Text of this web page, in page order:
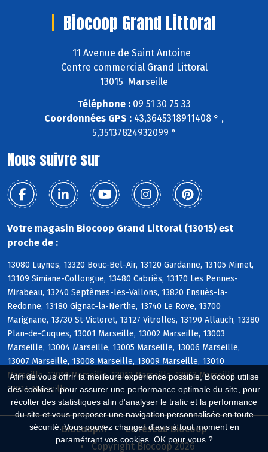
Afin de vous offrir la meilleure expérience possible, Biocoop utilise
des cookies : pour assurer une performance optimale du site, pour
récolter des statistiques afin d'analyser le trafic et la performance
du site et vous proposer une navigation personnalisée en toute
sécurité. Vous pouvez changer d'avis à tout moment en
paramétrant vos cookies. OK pour vous ?
Biocoop Grand Littoral
11 Avenue de Saint Antoine
Centre commercial Grand Littoral
13015 Marseille
Téléphone : 09 51 30 75 33
Coordonnées GPS : 43,3645318911408 ° ,
5,35137824932099 °
Nous suivre sur
Votre magasin Biocoop Grand Littoral (13015) est
proche de :
13080 Luynes, 13320 Bouc-Bel-Air, 13120 Gardanne, 13105 Mimet,
13109 Simiane-Collongue, 13480 Cabriès, 13170 Les Pennes-
Mirabeau, 13240 Septèmes-les-Vallons, 13820 Ensuès-la-
Redonne, 13180 Gignac-la-Nerthe, 13740 Le Rove, 13700
Marignane, 13730 St-Victoret, 13127 Vitrolles, 13190 Allauch, 13380
Plan-de-Cuques, 13001 Marseille, 13002 Marseille, 13003
Marseille, 13004 Marseille, 13005 Marseille, 13006 Marseille,
13007 Marseille, 13008 Marseille, 13009 Marseille, 13010
Marseille, 13011 Marseille, 13012 Marseille, 13013 Marseille,
13014 Marseille
Biocoop.fr
Le réseau Biocoop
Copyright Biocoop 2026